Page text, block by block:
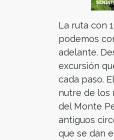
La ruta con
podemos
adelante.
excursión
cada paso.
nutre de los
del Monte
antiguos
que se dan